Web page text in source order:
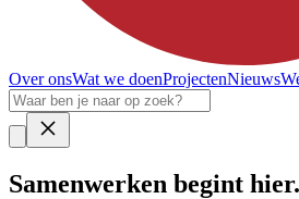
Over onsWat we doenProjectenNieuws
Samenwerken begint hier.